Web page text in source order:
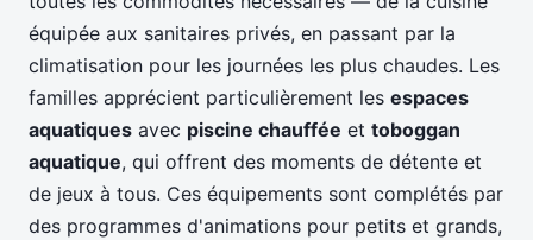
équipée aux sanitaires privés, en passant par la
climatisation pour les journées les plus chaudes. Les
familles apprécient particulièrement les espaces
aquatiques avec piscine chauffée et toboggan
aquatique, qui offrent des moments de détente et
de jeux à tous. Ces équipements sont complétés par
des programmes d'animations pour petits et grands,